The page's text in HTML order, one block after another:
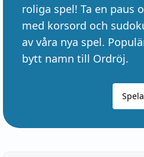
roliga spel! Ta en paus
med korsord och
av våra nya spel.
bytt namn till Ordröj.
Spela